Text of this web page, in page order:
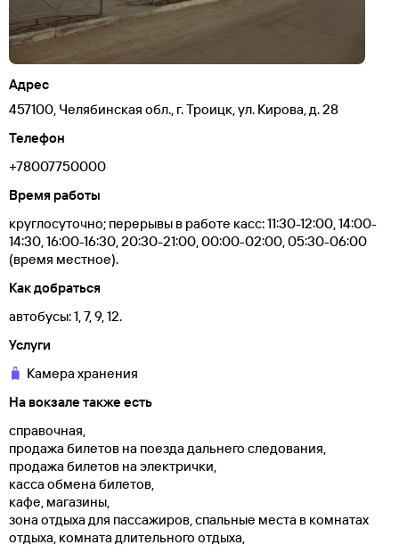
Адрес
457100, Челябинская обл., г. Троицк, ул. Кирова, д. 28
Телефон
+78007750000
Время работы
круглосуточно; перерывы в работе касс: 11:30-12:00, 14:00-
14:30, 16:00-16:30, 20:30-21:00, 00:00-02:00, 05:30-06:00
(время местное).
Как добраться
автобусы: 1, 7, 9, 12.
Услуги
Камера хранения
На вокзале также есть
справочная,
продажа билетов на поезда дальнего следования,
продажа билетов на электрички,
касса обмена билетов,
кафе, магазины,
зона отдыха для пассажиров, спальные места в комнатах
отдыха, комната длительного отдыха,